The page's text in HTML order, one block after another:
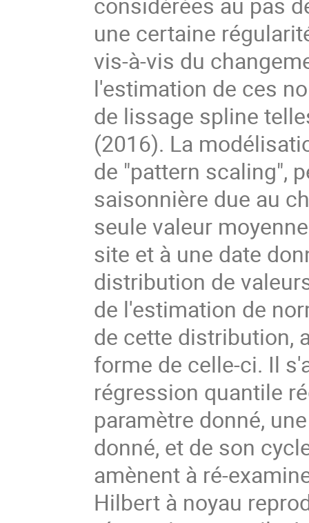
une certaine
vis-à-vis du
l'estimation de ces
de lissage spline
(2016). La
de "pattern scaling",
saisonnière due au
seule valeur
site et à une date
distribution de
de l'estimation de
de cette distribution,
forme de celle-ci. Il
régression quantile
paramètre donné,
donné, et de son
amènent à ré-
Hilbert à noyau